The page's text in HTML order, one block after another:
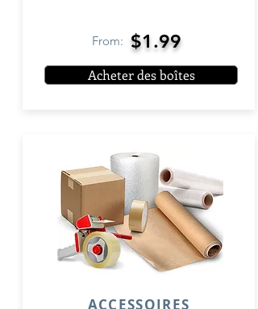
From: $1.99
Acheter des boîtes
ACCESSOIRES